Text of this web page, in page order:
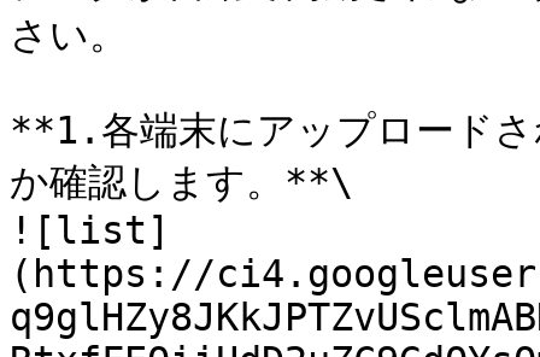
さい。
**1.各端末にアップロード
か確認します。**\
![list]
(https://